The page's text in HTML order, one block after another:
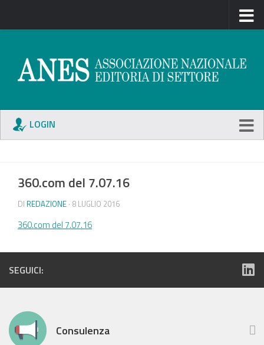
LOGIN
360.com del 7.07.16
DI REDAZIONE · 8 LUGLIO 2016
360.com del 7.07.16
SEGUICI:
Consulenza